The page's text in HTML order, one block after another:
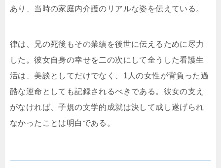
あり、当時の家庭内介護のリアルな姿を伝えている。
律は、兄の死後もその業績を後世に伝えるために尽力
した。彼女自身の幸せを二の次にして全うした看護生
活は、美談としてだけでなく、1人の女性が背負った過
酷な運命としても記録されるべきである。彼女の支え
がなければ、子規の文学的成就は決して成し遂げられ
なかったことは明白である。